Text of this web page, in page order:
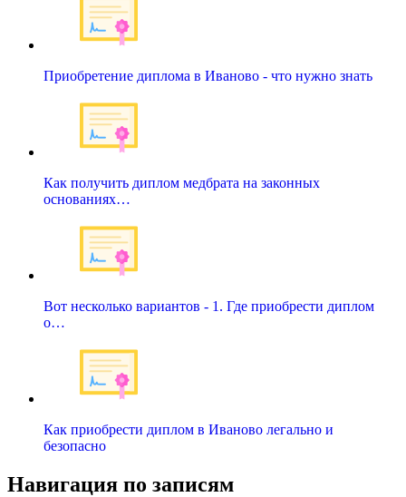
Приобретение диплома в Иваново - что нужно знать
Как получить диплом медбрата на законных
основаниях…
Вот несколько вариантов - 1. Где приобрести диплом
о…
Как приобрести диплом в Иваново легально и
безопасно
Навигация по записям